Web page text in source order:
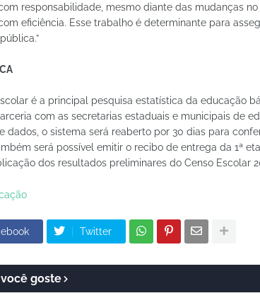
responsabilidade, mesmo diante das mudanças
eficiência. Esse trabalho é determinante para
é a principal pesquisa estatística da educação
com as secretarias estaduais e municipais de
dados, o sistema será reaberto por 30 dias para
será possível emitir o recibo de entrega da 1ª
dos resultados preliminares do Censo Escolar
Twitter
goste